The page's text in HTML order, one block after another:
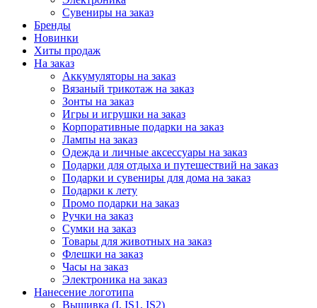
Сувениры на заказ
Бренды
Новинки
Хиты продаж
На заказ
Аккумуляторы на заказ
Вязаный трикотаж на заказ
Зонты на заказ
Игры и игрушки на заказ
Корпоративные подарки на заказ
Лампы на заказ
Одежда и личные аксессуары на заказ
Подарки для отдыха и путешествий на заказ
Подарки и сувениры для дома на заказ
Подарки к лету
Промо подарки на заказ
Ручки на заказ
Сумки на заказ
Товары для животных на заказ
Флешки на заказ
Часы на заказ
Электроника на заказ
Нанесение логотипа
Вышивка (I, IS1, IS2)